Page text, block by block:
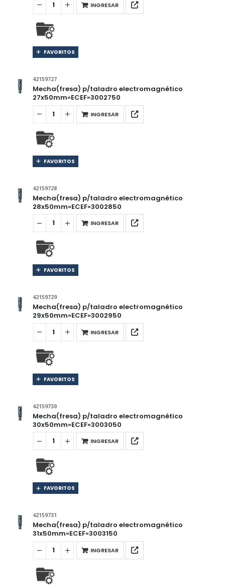
INGRESAR
FAVORITOS
42159727
Mecha(fresa) p/taladro electromagnético
27x50mm»ECEF»3002750
INGRESAR
FAVORITOS
42159728
Mecha(fresa) p/taladro electromagnético
28x50mm»ECEF»3002850
INGRESAR
FAVORITOS
42159729
Mecha(fresa) p/taladro electromagnético
29x50mm»ECEF»3002950
INGRESAR
FAVORITOS
42159730
Mecha(fresa) p/taladro electromagnético
30x50mm»ECEF»3003050
INGRESAR
FAVORITOS
42159731
Mecha(fresa) p/taladro electromagnético
31x50mm»ECEF»3003150
INGRESAR